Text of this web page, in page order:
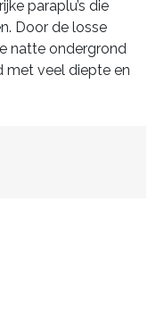
paraplu’s die
Door de losse
natte ondergrond
met veel diepte en